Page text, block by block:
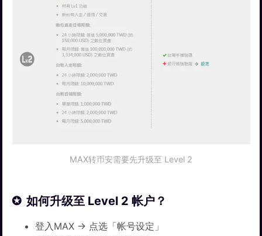
MAX转币安需要先升级至 Level 2
如何升级至 Level 2 帐户？
登入MAX → 点选「帐号设定」